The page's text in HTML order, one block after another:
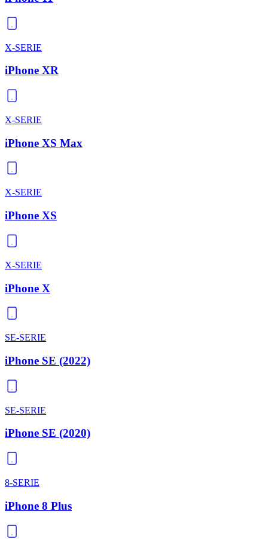
X-SERIE
iPhone XR
X-SERIE
iPhone XS Max
X-SERIE
iPhone XS
X-SERIE
iPhone X
SE-SERIE
iPhone SE (2022)
SE-SERIE
iPhone SE (2020)
8-SERIE
iPhone 8 Plus